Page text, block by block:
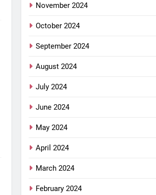
November 2024
October 2024
September 2024
August 2024
July 2024
June 2024
May 2024
April 2024
March 2024
February 2024